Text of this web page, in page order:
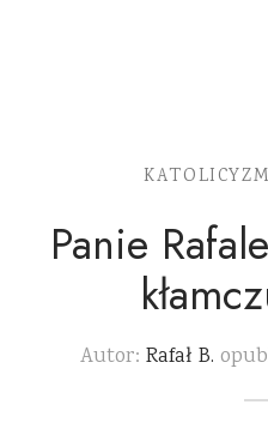
KATOLICYZM
Panie
Autor: Rafał B.